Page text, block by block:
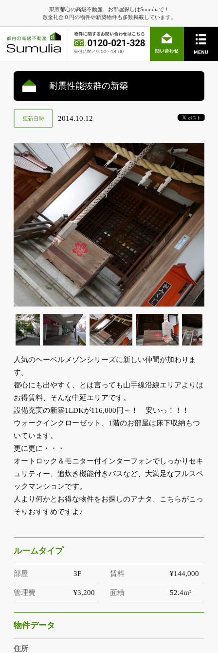
東京都心の高級不動産、お部屋探しはSumuliaで！
敷金礼金０円の物件や新築物件も多数掲載しています。
耐震性能抜群の新築
2014.10.12
人気のヘーベルメゾンシリーズに新しい仲間が加わりま
す。
都心にも出やすく、とは言っても山手線沿線エリアよりは
お得賃料、そんな中延エリアです。
設備充実の新築1LDKが116,000円～！ 安いっ！！！
ウォークインクローゼット、1階のお部屋は床下収納もつ
いています。
更に更に・・・
オートロック＆モニター付インターフォンでしっかりセキ
ュリティー、追炊き機能付きバスなど、大満足なフルスペ
ックマンションです。
人より何かとお得な物件をお探しのアナタ、こちらがこっ
そりおすすめですよ♪
ルームタイプ
部屋 3F 賃料 ¥144,000
管理費 ¥3,200 面積 52.4m²
物件データ
住所